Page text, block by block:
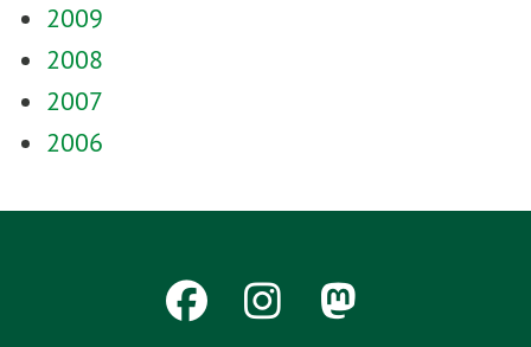
2009
2008
2007
2006